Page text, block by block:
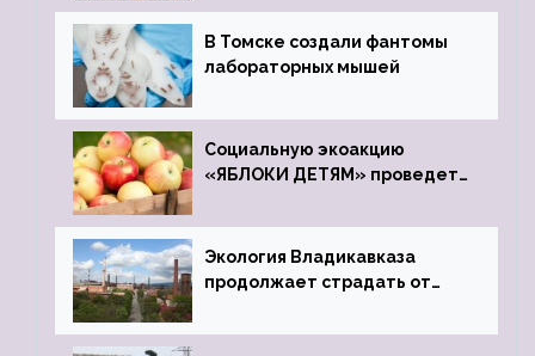
В Томске создали фантомы
лабораторных мышей
Социальную экоакцию
«ЯБЛОКИ ДЕТЯМ» проведет
Экология Владикавказа
продолжает страдать от